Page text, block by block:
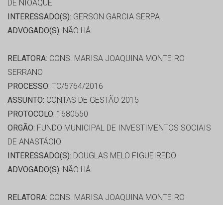
DE NIOAQUE
INTERESSADO(S): GERSON GARCIA SERPA
ADVOGADO(S): NÃO HÁ
RELATORA: CONS. MARISA JOAQUINA MONTEIRO
SERRANO
PROCESSO: TC/5764/2016
ASSUNTO: CONTAS DE GESTÃO 2015
PROTOCOLO: 1680550
ORGÃO: FUNDO MUNICIPAL DE INVESTIMENTOS SOCIAIS
DE ANASTÁCIO
INTERESSADO(S): DOUGLAS MELO FIGUEIREDO
ADVOGADO(S): NÃO HÁ
RELATORA: CONS. MARISA JOAQUINA MONTEIRO